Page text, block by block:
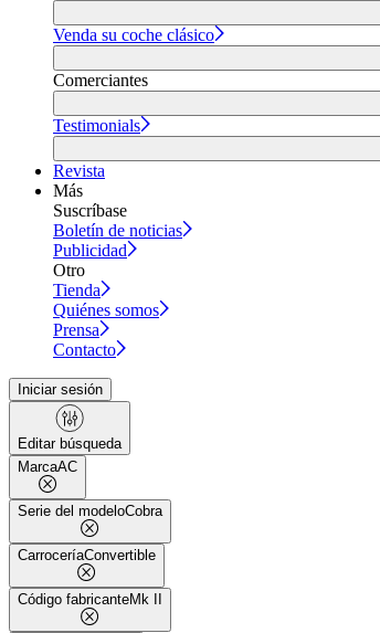
Venda su coche clásico
Comerciantes
Testimonials
Revista
Más
Suscríbase
Boletín de noticias
Publicidad
Otro
Tienda
Quiénes somos
Prensa
Contacto
Iniciar sesión
Editar búsqueda
MarcaAC
Serie del modeloCobra
CarroceríaConvertible
Código fabricanteMk II